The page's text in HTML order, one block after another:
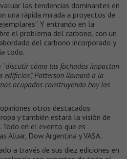
las tendencias dominantes en
una rápida mirada a proyectos de
Y entrando en la
el problema del carbono, con un
del carbono incorporado y
todo.
discutir cómo las fachadas impactan
edificios”, Patterson llamará a la
ocupados construyendo hoy los
otros destacados
y también estará la visión de
en el evento que es
Aluar, Dow Argentina y VASA.
a través de sus diez ediciones en